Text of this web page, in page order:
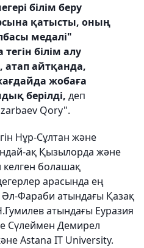
білім беру
қатысты, оның
медалі"
білім алу
атап айтқанда,
жобаға
берілді, деп
Qory".
Нұр-Сұлтан және
ақ Қызылорда және
болашақ
арасында ең
Фараби атындағы Қазақ
атындағы Еуразия
Сүлеймен Демирел
Astana IT University.